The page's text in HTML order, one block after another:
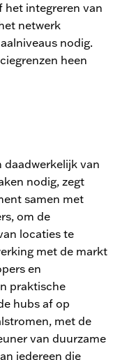
het integreren van
netwerk
nodig.
heen
daadwerkelijk van
nodig, zegt
samen met
om de
locaties te
met de markt
en
praktische
hubs af op
met de
van duurzame
iedereen die